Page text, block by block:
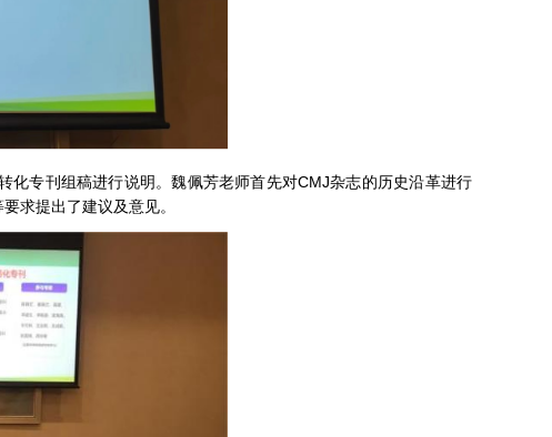
专刊组稿进行说明。魏佩芳老师首先对CMJ杂志的历史沿革进行
求提出了建议及意见。